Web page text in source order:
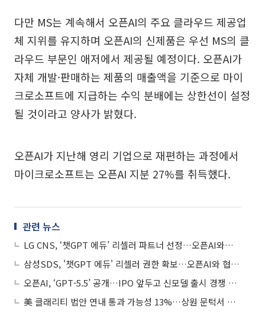
다만 MS는 계속해서 오픈AI의 주요 클라우드 제공업
체 지위를 유지하며 오픈AI의 신제품은 우선 MS의 클
라우드 부문인 애저에서 제공될 예정이다. 오픈AI가
자체 개발·판매하는 제품의 매출액을 기준으로 마이
크로소프트에 지급하는 수익 분배에는 상한선이 설정
될 것이라고 양사가 밝혔다.
오픈AI가 지난해 영리 기업으로 재편하는 과정에서
마이크로소프트는 오픈AI 지분 27%를 취득했다.
관련 뉴스
LG CNS, ‘챗GPT 에듀’ 리셀러 파트너 선정…오픈AI와의 협력으로 교육 AX 시장 공략
삼성SDS, '챗GPT 에듀' 리셀러 권한 확보…오픈AI와 협력 확대
오픈AI, ‘GPT-5.5’ 공개…IPO 앞두고 신모델 출시 경쟁 격화
美 클래리티 법안 연내 통과 가능성 13%…상원 문턱서 제동